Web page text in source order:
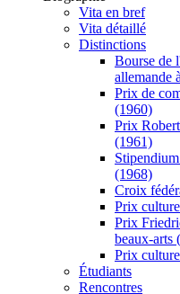
Vita en bref
Vita détaillé
Distinctions
Bourse de
allemande
Prix de
(1960)
Prix
(1961)
(1968)
Croix
Prix
Prix
beaux-arts
Prix
Étudiants
Rencontres